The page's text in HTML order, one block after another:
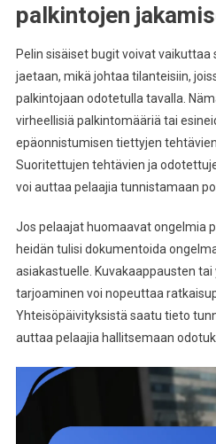
palkintojen
Pelin sisäiset bugit voivat vaikuttaa
jaetaan, mikä johtaa tilanteisiin,
palkintojaan odotetulla tavalla.
virheellisiä palkintomääriä tai
epäonnistumisen tiettyjen
Suoritettujen tehtävien ja
voi auttaa pelaajia tunnistamaan
Jos pelaajat huomaavat ongelmia
heidän tulisi dokumentoida
asiakastuelle. Kuvakaappausten
tarjoaminen voi nopeuttaa
Yhteisöpäivityksistä saatu tieto
auttaa pelaajia hallitsemaan